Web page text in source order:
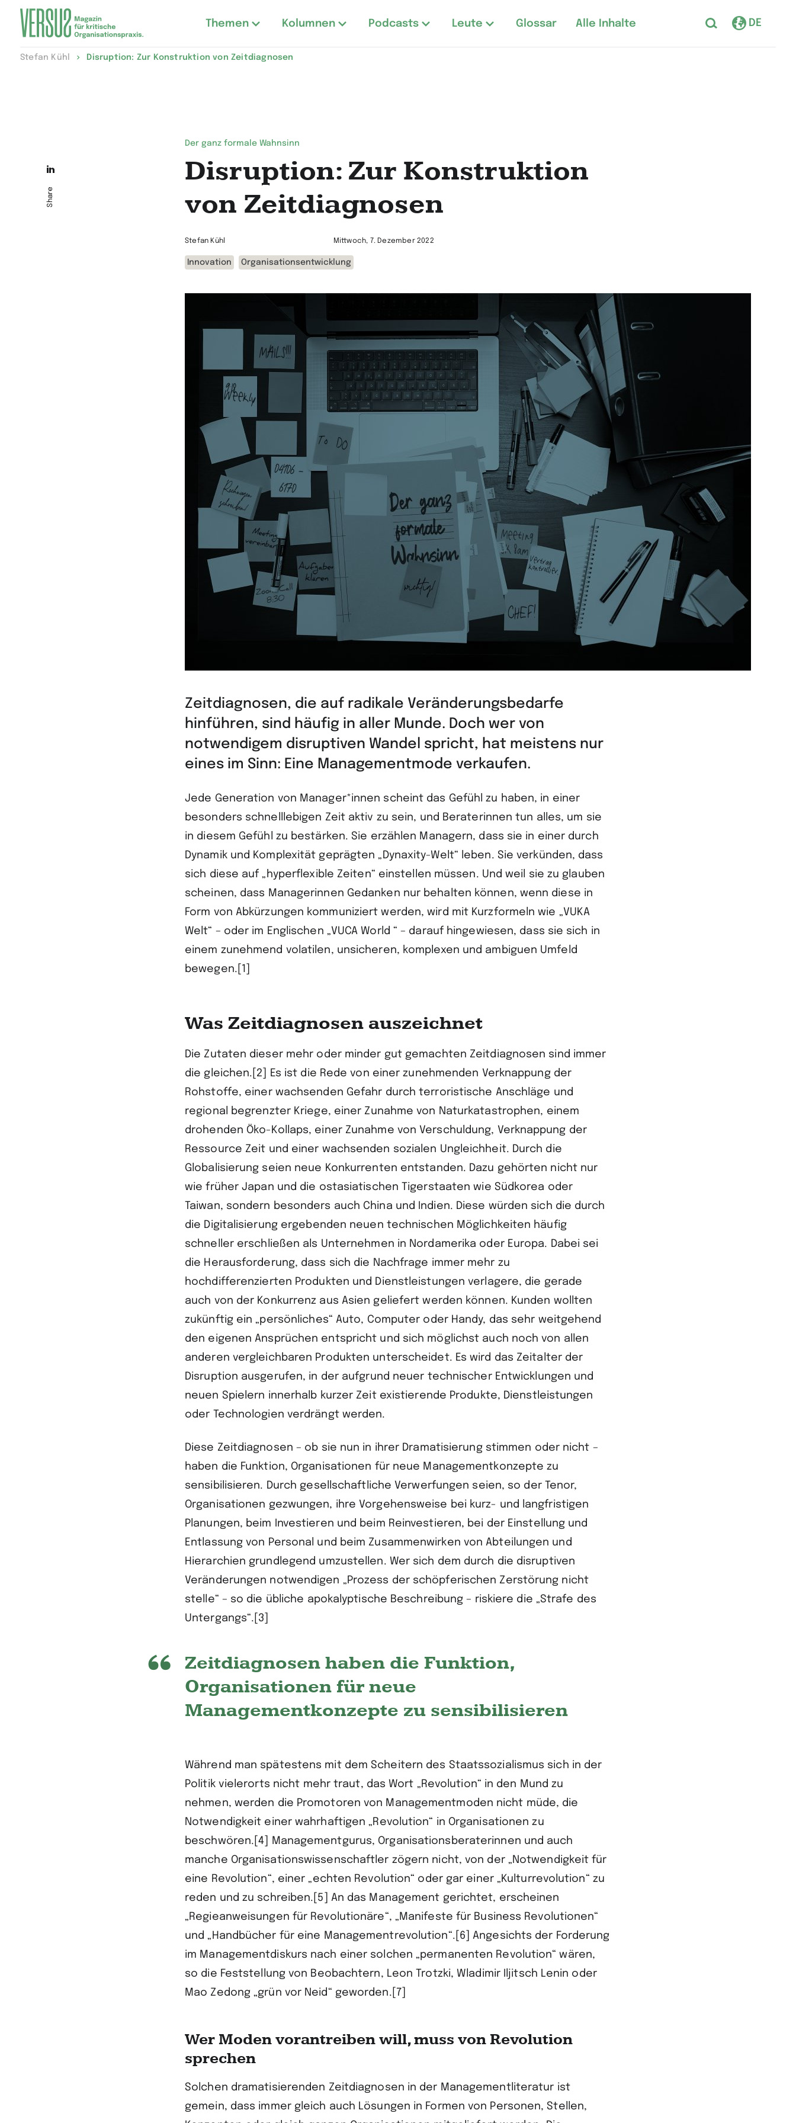
Zur
Themen Kolumnen Podcasts Leute Glossar Alle Inhalte DE
Stefan Kühl Disruption: Zur Konstruktion von Zeitdiagnosen
Der ganz formale Wahnsinn
Disruption: Zur Konstruktion
von Zeitdiagnosen
Stefan Kühl Mittwoch, 7. Dezember 2022
Innovation Organisationsentwicklung
Share
Zeitdiagnosen, die auf radikale Veränderungsbedarfe
hinführen, sind häufig in aller Munde. Doch wer von
notwendigem disruptiven Wandel spricht, hat meistens nur
eines im Sinn: Eine Managementmode verkaufen.
Jede Generation von Manager*innen scheint das Gefühl zu haben, in einer
besonders schnelllebigen Zeit aktiv zu sein, und Beraterinnen tun alles, um sie
in diesem Gefühl zu bestärken. Sie erzählen Managern, dass sie in einer durch
Dynamik und Komplexität geprägten „Dynaxity-Welt“ leben. Sie verkünden, dass
sich diese auf „hyperflexible Zeiten“ einstellen müssen. Und weil sie zu glauben
scheinen, dass Managerinnen Gedanken nur behalten können, wenn diese in
Form von Abkürzungen kommuniziert werden, wird mit Kurzformeln wie „VUKA
Welt“ – oder im Englischen „VUCA World “ – darauf hingewiesen, dass sie sich in
einem zunehmend volatilen, unsicheren, komplexen und ambiguen Umfeld
bewegen.[1]
Was Zeitdiagnosen auszeichnet
Die Zutaten dieser mehr oder minder gut gemachten Zeitdiagnosen sind immer
die gleichen.[2] Es ist die Rede von einer zunehmenden Verknappung der
Rohstoffe, einer wachsenden Gefahr durch terroristische Anschläge und
regional begrenzter Kriege, einer Zunahme von Naturkatastrophen, einem
drohenden Öko-Kollaps, einer Zunahme von Verschuldung, Verknappung der
Ressource Zeit und einer wachsenden sozialen Ungleichheit. Durch die
Globalisierung seien neue Konkurrenten entstanden. Dazu gehörten nicht nur
wie früher Japan und die ostasiatischen Tigerstaaten wie Südkorea oder
Taiwan, sondern besonders auch China und Indien. Diese würden sich die durch
die Digitalisierung ergebenden neuen technischen Möglichkeiten häufig
schneller erschließen als Unternehmen in Nordamerika oder Europa. Dabei sei
die Herausforderung, dass sich die Nachfrage immer mehr zu
hochdifferenzierten Produkten und Dienstleistungen verlagere, die gerade
auch von der Konkurrenz aus Asien geliefert werden können. Kunden wollten
zukünftig ein „persönliches“ Auto, Computer oder Handy, das sehr weitgehend
den eigenen Ansprüchen entspricht und sich möglichst auch noch von allen
anderen vergleichbaren Produkten unterscheidet. Es wird das Zeitalter der
Disruption ausgerufen, in der aufgrund neuer technischer Entwicklungen und
neuen Spielern innerhalb kurzer Zeit existierende Produkte, Dienstleistungen
oder Technologien verdrängt werden.
Diese Zeitdiagnosen – ob sie nun in ihrer Dramatisierung stimmen oder nicht –
haben die Funktion, Organisationen für neue Managementkonzepte zu
sensibilisieren. Durch gesellschaftliche Verwerfungen seien, so der Tenor,
Organisationen gezwungen, ihre Vorgehensweise bei kurz- und langfristigen
Planungen, beim Investieren und beim Reinvestieren, bei der Einstellung und
Entlassung von Personal und beim Zusammenwirken von Abteilungen und
Hierarchien grundlegend umzustellen. Wer sich dem durch die disruptiven
Veränderungen notwendigen „Prozess der schöpferischen Zerstörung nicht
stelle“ – so die übliche apokalyptische Beschreibung – riskiere die „Strafe des
Untergangs“.[3]
Zeitdiagnosen haben die Funktion,
Organisationen für neue
Managementkonzepte zu sensibilisieren
Während man spätestens mit dem Scheitern des Staatssozialismus sich in der
Politik vielerorts nicht mehr traut, das Wort „Revolution“ in den Mund zu
nehmen, werden die Promotoren von Managementmoden nicht müde, die
Notwendigkeit einer wahrhaftigen „Revolution“ in Organisationen zu
beschwören.[4] Managementgurus, Organisationsberaterinnen und auch
manche Organisationswissenschaftler zögern nicht, von der „Notwendigkeit für
eine Revolution“, einer „echten Revolution“ oder gar einer „Kulturrevolution“ zu
reden und zu schreiben.[5] An das Management gerichtet, erscheinen
„Regieanweisungen für Revolutionäre“, „Manifeste für Business Revolutionen“
und „Handbücher für eine Managementrevolution“.[6] Angesichts der Forderung
im Managementdiskurs nach einer solchen „permanenten Revolution“ wären,
so die Feststellung von Beobachtern, Leon Trotzki, Wladimir Iljitsch Lenin oder
Mao Zedong „grün vor Neid“ geworden.[7]
Wer Moden vorantreiben will, muss von Revolution
sprechen
Solchen dramatisierenden Zeitdiagnosen in der Managementliteratur ist
gemein, dass immer gleich auch Lösungen in Formen von Personen, Stellen,